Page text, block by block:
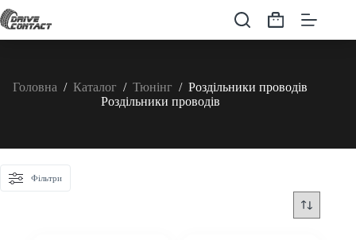
Перейти
до
Кошик
Головна / Каталог / Тюнінг / Роздільники проводів
Роздільники проводів
Фільтри